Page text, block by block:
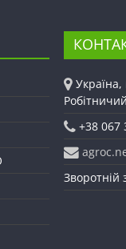
+38 067
Зворотній